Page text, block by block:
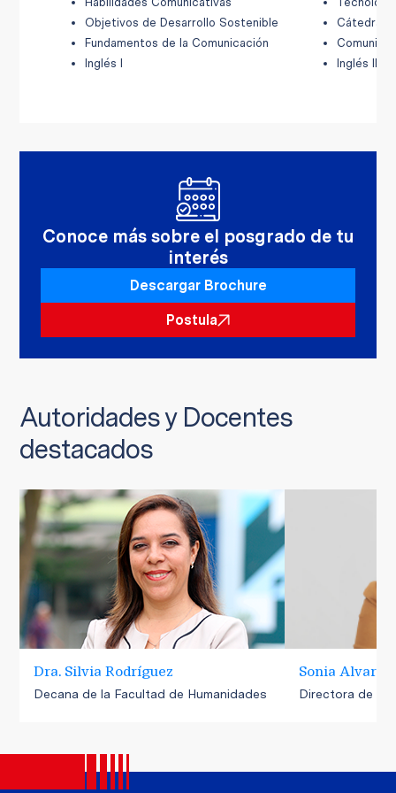
Objetivos de Desarrollo Sostenible
Fundamentos de la Comunicación
Inglés I
Cátedra
Inglés II
Conoce más sobre el posgrado de tu
interés
Descargar Brochure
Postula
Autoridades y Docentes
destacados
Dra. Silvia Rodríguez
Decana de la Facultad de Humanidades
Sonia
Directora de la